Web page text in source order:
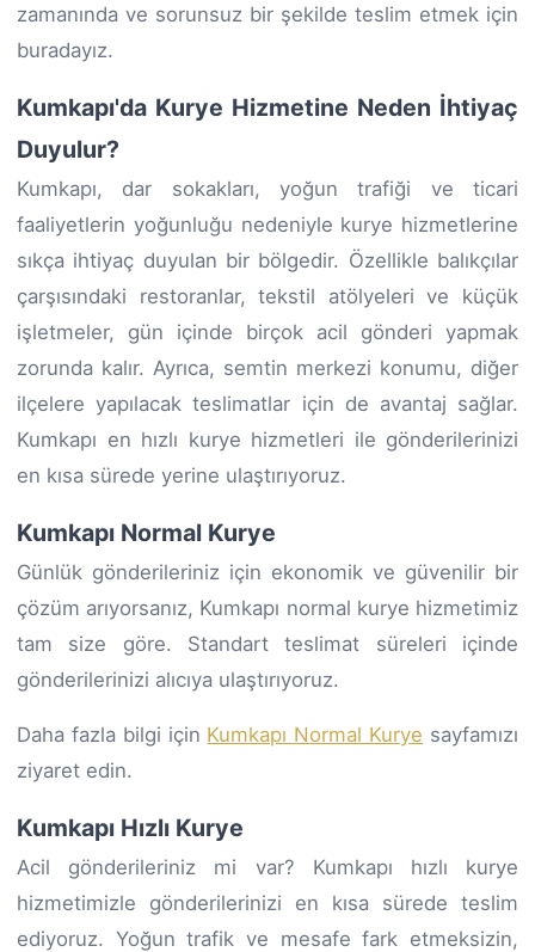
zamanında ve sorunsuz bir şekilde teslim etmek için
buradayız.
Kumkapı'da Kurye Hizmetine Neden İhtiyaç
Duyulur?
Kumkapı, dar sokakları, yoğun trafiği ve ticari
faaliyetlerin yoğunluğu nedeniyle kurye hizmetlerine
sıkça ihtiyaç duyulan bir bölgedir. Özellikle balıkçılar
çarşısındaki restoranlar, tekstil atölyeleri ve küçük
işletmeler, gün içinde birçok acil gönderi yapmak
zorunda kalır. Ayrıca, semtin merkezi konumu, diğer
ilçelere yapılacak teslimatlar için de avantaj sağlar.
Kumkapı en hızlı kurye hizmetleri ile gönderilerinizi
en kısa sürede yerine ulaştırıyoruz.
Kumkapı Normal Kurye
Günlük gönderileriniz için ekonomik ve güvenilir bir
çözüm arıyorsanız, Kumkapı normal kurye hizmetimiz
tam size göre. Standart teslimat süreleri içinde
gönderilerinizi alıcıya ulaştırıyoruz.
Daha fazla bilgi için Kumkapı Normal Kurye sayfamızı
ziyaret edin.
Kumkapı Hızlı Kurye
Acil gönderileriniz mi var? Kumkapı hızlı kurye
hizmetimizle gönderilerinizi en kısa sürede teslim
ediyoruz. Yoğun trafik ve mesafe fark etmeksizin,